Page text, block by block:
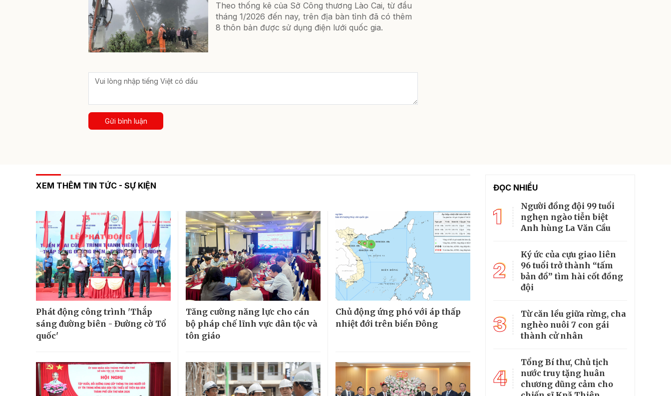
Theo thống kê của Sở Công thương Lào Cai, từ đầu
tháng 1/2026 đến nay, trên địa bàn tỉnh đã có thêm
8 thôn bản được sử dụng điện lưới quốc gia.
Gửi bình luận
XEM THÊM TIN TỨC - SỰ KIỆN
Phát động công trình 'Thắp
sáng đường biên - Đường cờ Tổ
quốc'
Tăng cường năng lực cho cán
bộ pháp chế lĩnh vực dân tộc và
tôn giáo
Chủ động ứng phó với áp thấp
nhiệt đới trên biển Đông
ĐỌC NHIỀU
1
Người đồng đội 99 tuổi
nghẹn ngào tiễn biệt
Anh hùng La Văn Cầu
2
Ký ức của cựu giao liên
96 tuổi trở thành “tấm
bản đồ” tìm hài cốt đồng
đội
3
Từ căn lều giữa rừng, cha
nghèo nuôi 7 con gái
thành cử nhân
4
Tổng Bí thư, Chủ tịch
nước truy tặng huân
chương dũng cảm cho